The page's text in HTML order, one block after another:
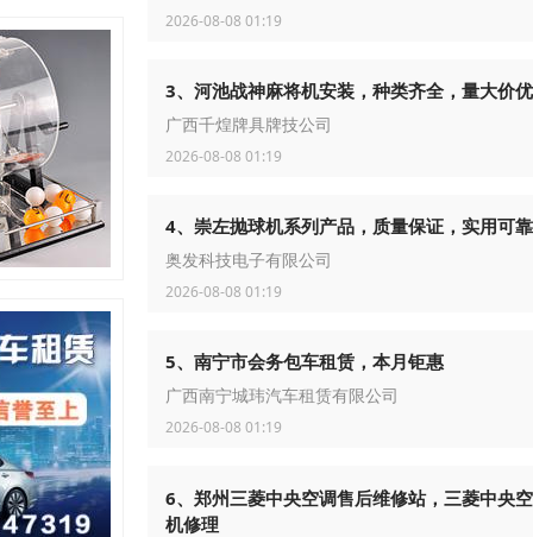
2026-08-08 01:19
3、河池战神麻将机安装，种类齐全，量大价优
广西千煌牌具牌技公司
2026-08-08 01:19
4、崇左抛球机系列产品，质量保证，实用可靠
奥发科技电子有限公司
2026-08-08 01:19
5、南宁市会务包车租赁，本月钜惠
广西南宁城玮汽车租赁有限公司
2026-08-08 01:19
6、郑州三菱中央空调售后维修站，三菱中央
机修理